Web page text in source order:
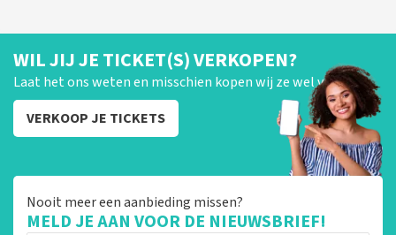
WIL JIJ JE TICKET(S) VERKOPEN?
Laat het ons weten en misschien kopen wij ze wel van je!
VERKOOP JE TICKETS
Nooit meer een aanbieding missen?
MELD JE AAN VOOR DE NIEUWSBRIEF!